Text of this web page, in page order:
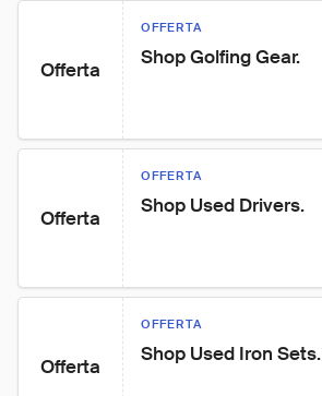
Offerta
OFFERTA
Shop Golfing Gear.
Offerta
OFFERTA
Shop Used Drivers.
Offerta
OFFERTA
Shop Used Iron Sets.